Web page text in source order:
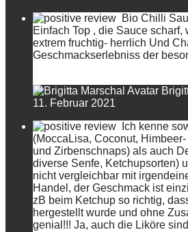
Bio Chilli
Einfach Top , die Sauce
extrem fruchtig- herrlich Und
Geschmackserlebniss der
11. Februar 2021
Ich kenne
(MoccaLisa, Coconut,
und Zirbenschnaps) als auch
diverse Senfe, Ketchupsorten)
nicht vergleichbar mit
Handel, der Geschmack ist
zB beim Ketchup so richtig,
hergestellt wurde und ohne
genial!!! Ja, auch die Liköre